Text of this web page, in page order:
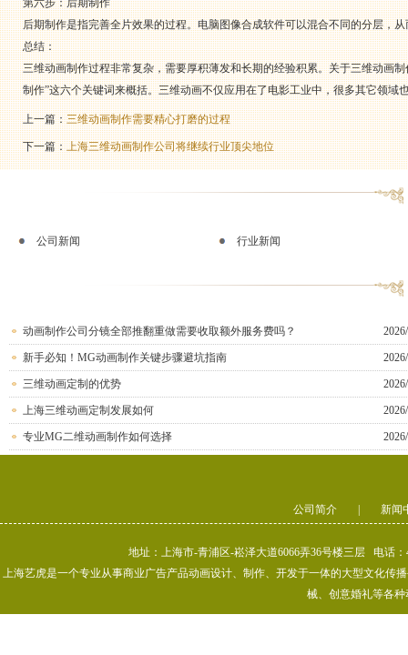
第六步：后期制作
后期制作是指完善全片效果的过程。电脑图像合成软件可以混合不同的分层，
总结：
三维动画制作过程非常复杂，需要厚积薄发和长期的经验积累。关于三维动画
制作”这六个关键词来概括。三维动画不仅应用在了电影工业中，很多其它领
上一篇：三维动画制作需要精心打磨的过程
下一篇：上海三维动画制作公司将继续行业顶尖地位
公司新闻 行业新闻
动画制作公司分镜全部推翻重做需要收取额外服务费吗？
新手必知！MG动画制作关键步骤避坑指南
三维动画定制的优势
上海三维动画定制发展如何
专业MG二维动画制作如何选择
公司简介 新闻
地址：上海市-青浦区-崧泽大道6066弄36号楼三层 电话
上海艺虎是一个专业从事商业广告产品动画设计、制作、开发于一体的大型文化传
械、创意婚礼等各